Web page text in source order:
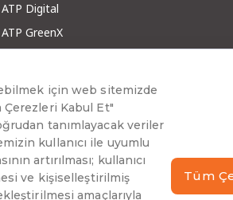
ATP Digital
ATP GreenX
Blog ve Yazılar
Haberler
Webinar ve Teknoloji Sohbetleri
Başarı Hikayeleri